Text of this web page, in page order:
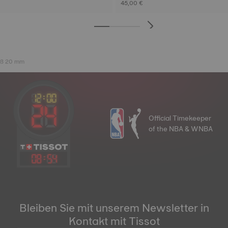
45,00 €
20 mm
08:54
Official Timekeeper
of the NBA & WNBA
Bleiben Sie mit unserem Newsletter in
Kontakt mit Tissot